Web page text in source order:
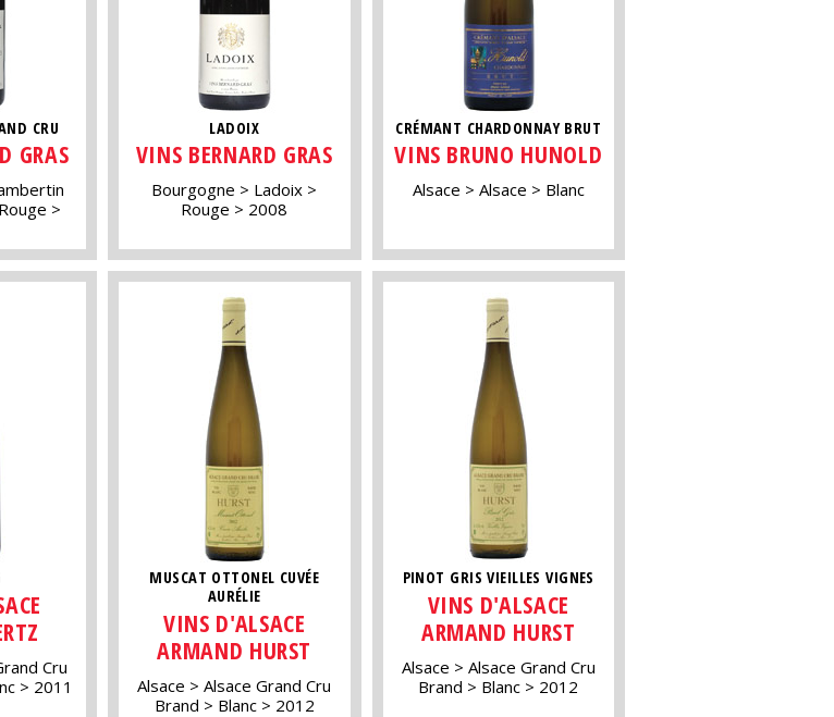
CRU
GRAS
Rouge
LADOIX
VINS BERNARD GRAS
Bourgogne
Ladoix
Rouge
2008
CRÉMANT CHARDONNAY BRUT
VINS BRUNO HUNOLD
Alsace Alsace Blanc
Cru
2011
MUSCAT OTTONEL CUVÉE
AURÉLIE
VINS D'ALSACE
ARMAND HURST
Alsace
Alsace Grand Cru
Brand
Blanc 2012
PINOT GRIS VIEILLES VIGNES
VINS D'ALSACE
ARMAND HURST
Alsace
Alsace Grand Cru
Brand
Blanc 2012